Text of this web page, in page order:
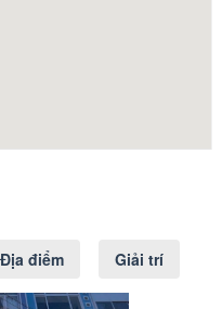
Địa điểm Giải trí